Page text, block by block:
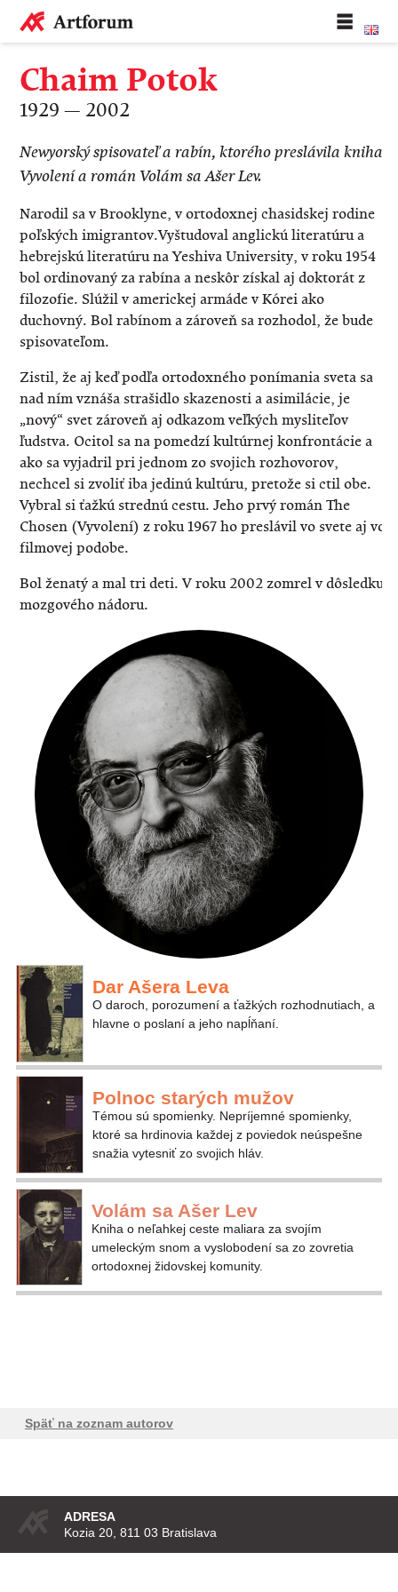
Chaim Potok
1929 — 2002
Newyorský spisovateľ a rabín, ktorého preslávila kniha
Vyvolení a román Volám sa Ašer Lev.
Narodil sa v Brooklyne, v ortodoxnej chasidskej rodine
poľských imigrantov.Vyštudoval anglickú literatúru a
hebrejskú literatúru na Yeshiva University, v roku 1954
bol ordinovaný za rabína a neskôr získal aj doktorát z
filozofie. Slúžil v americkej armáde v Kórei ako
duchovný. Bol rabínom a zároveň sa rozhodol, že bude
spisovateľom.
Zistil, že aj keď podľa ortodoxného ponímania sveta sa
nad ním vznáša strašidlo skazenosti a asimilácie, je
„nový“ svet zároveň aj odkazom veľkých mysliteľov
ľudstva. Ocitol sa na pomedzí kultúrnej konfrontácie a
ako sa vyjadril pri jednom zo svojich rozhovorov,
nechcel si zvoliť iba jedinú kultúru, pretože si ctil obe.
Vybral si ťažkú strednú cestu. Jeho prvý román The
Chosen (Vyvolení) z roku 1967 ho preslávil vo svete aj vo
filmovej podobe.
Bol ženatý a mal tri deti. V roku 2002 zomrel v dôsledku
mozgového nádoru.
Dar Ašera Leva
O daroch, porozumení a ťažkých rozhodnutiach, a
hlavne o poslaní a jeho napĺňaní.
Polnoc starých mužov
Témou sú spomienky. Nepríjemné spomienky,
ktoré sa hrdinovia každej z poviedok neúspešne
snažia vytesniť zo svojich hláv.
Volám sa Ašer Lev
Kniha o neľahkej ceste maliara za svojím
umeleckým snom a vyslobodení sa zo zovretia
ortodoxnej židovskej komunity.
Späť na zoznam autorov
ADRESA
Kozia 20, 811 03 Bratislava